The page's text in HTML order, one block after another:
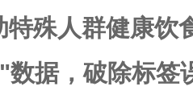
特殊人群健康饮
数据，破除标签